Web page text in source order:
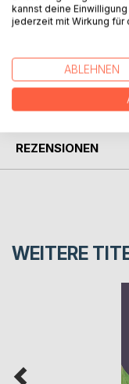
Ferien, und Peter
AUTOR/IN
REZENSIONEN
WEITERE
kannst deine Einwilligung
jederzeit mit Wirkung für
ABLEHNEN